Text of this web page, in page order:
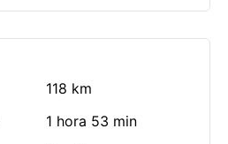
118 km
1 hora 53 min